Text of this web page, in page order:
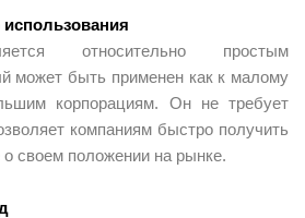
использования
относительно простым
может быть применен как к малому
корпорациям. Он не требует
компаниям быстро получить
своем положении на рынке.